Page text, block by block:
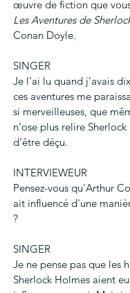
œuvre de fiction que
Les Aventures de
Conan Doyle.
SINGER
Je l’ai lu quand j’avais
ces aventures me
si merveilleuses, que
n’ose plus relire
d’être déçu.
INTERVIEWEUR
Pensez-vous qu'Arthur
ait influencé d'une
?
SINGER
Je ne pense pas que les
Sherlock Holmes aient